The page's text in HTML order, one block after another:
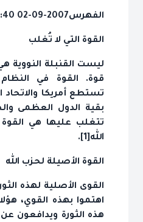
الفهرس2007-09-02 19:13:40
القوة التي لا تُغلب
ليست القنبلة النووية
قوة. القوة في
تستطع أمريكا والاتحاد
بقية الدول العظمى
تتغلب عليها هي القوة
الله[1].
القوة الأصيلة لحزب الله
القوى الأصلية لهذه
اهتموا بهذه القوي،
هذه الثورة ويدافعون